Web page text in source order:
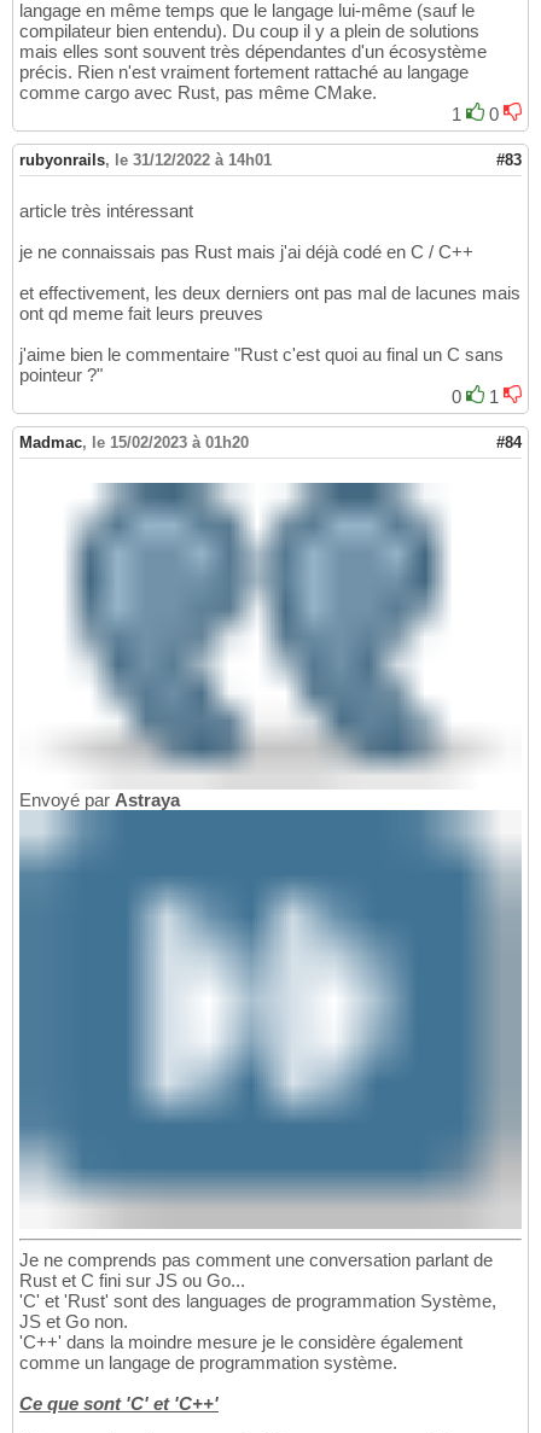
langage en même temps que le langage lui-même (sauf le
compilateur bien entendu). Du coup il y a plein de solutions
mais elles sont souvent très dépendantes d'un écosystème
précis. Rien n'est vraiment fortement rattaché au langage
comme cargo avec Rust, pas même CMake.
1
0
rubyonrails, le 31/12/2022 à 14h01 #83
article très intéressant
je ne connaissais pas Rust mais j'ai déjà codé en C / C++
et effectivement, les deux derniers ont pas mal de lacunes mais
ont qd meme fait leurs preuves
j'aime bien le commentaire "Rust c'est quoi au final un C sans
pointeur ?"
0
1
Madmac, le 15/02/2023 à 01h20 #84
Envoyé par Astraya
Je ne comprends pas comment une conversation parlant de
Rust et C fini sur JS ou Go...
'C' et 'Rust' sont des languages de programmation Système,
JS et Go non.
'C++' dans la moindre mesure je le considère également
comme un langage de programmation système.
Ce que sont 'C' et 'C++'